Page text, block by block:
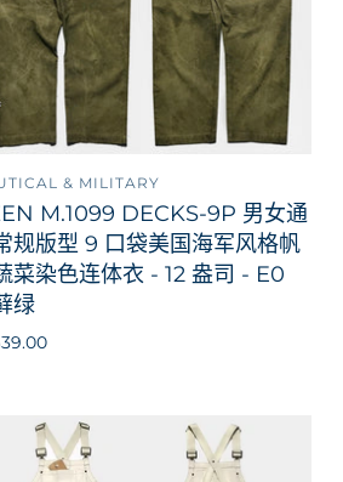
& MILITARY
M.1099 DECKS-9P 男女通
规版型 9 口袋美国海军风格帆
菜染色连体衣 - 12 盎司 - E0
绿